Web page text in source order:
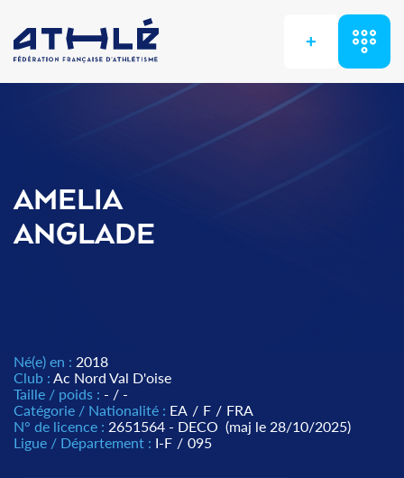
+
AMELIA
ANGLADE
Né(e) en : 2018
Club : Ac Nord Val D'oise
Taille / poids : - / -
Catégorie / Nationalité : EA / F / FRA
N° de licence : 2651564 - DECO (maj le 28/10/2025)
Ligue / Département : I-F / 095